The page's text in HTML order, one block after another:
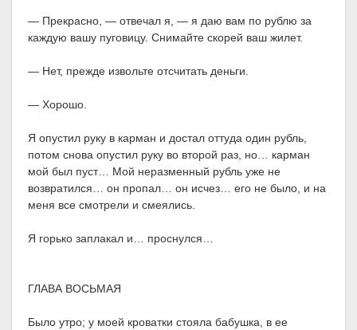
— Прекрасно, — отвечал я, — я даю вам по рублю за
каждую вашу пуговицу. Снимайте скорей ваш жилет.
— Нет, прежде извольте отсчитать деньги.
— Хорошо.
Я опустил руку в карман и достал оттуда один рубль,
потом снова опустил руку во второй раз, но… карман
мой был пуст… Мой неразменный рубль уже не
возвратился… он пропал… он исчез… его не было, и на
меня все смотрели и смеялись.
Я горько заплакал и… проснулся…
ГЛАВА ВОСЬМАЯ
Было утро; у моей кроватки стояла бабушка, в ее